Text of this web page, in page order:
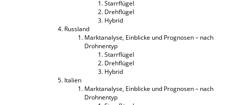
Starrflügel
Drehflügel
Hybrid
Russland
Marktanalyse, Einblicke und Prognosen – nach
Drohnentyp
Starrflügel
Drehflügel
Hybrid
Italien
Marktanalyse, Einblicke und Prognosen – nach
Drohnentyp